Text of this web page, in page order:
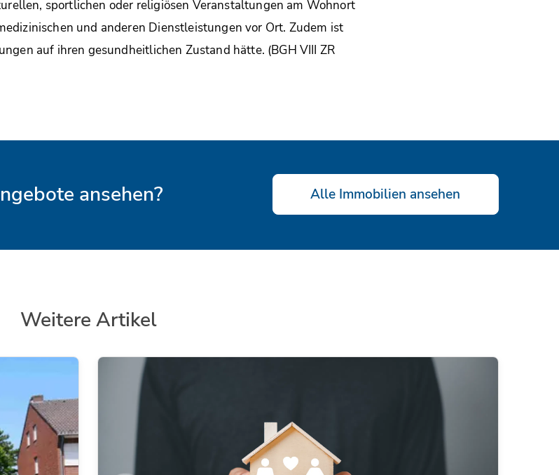
sportlichen oder religiösen Veranstaltungen am Wohnort
und anderen Dienstleistungen vor Ort. Zudem ist
auf ihren gesundheitlichen Zustand hätte. (BGH VIII ZR
ansehen? Alle Immobilien ansehen
Weitere Artikel